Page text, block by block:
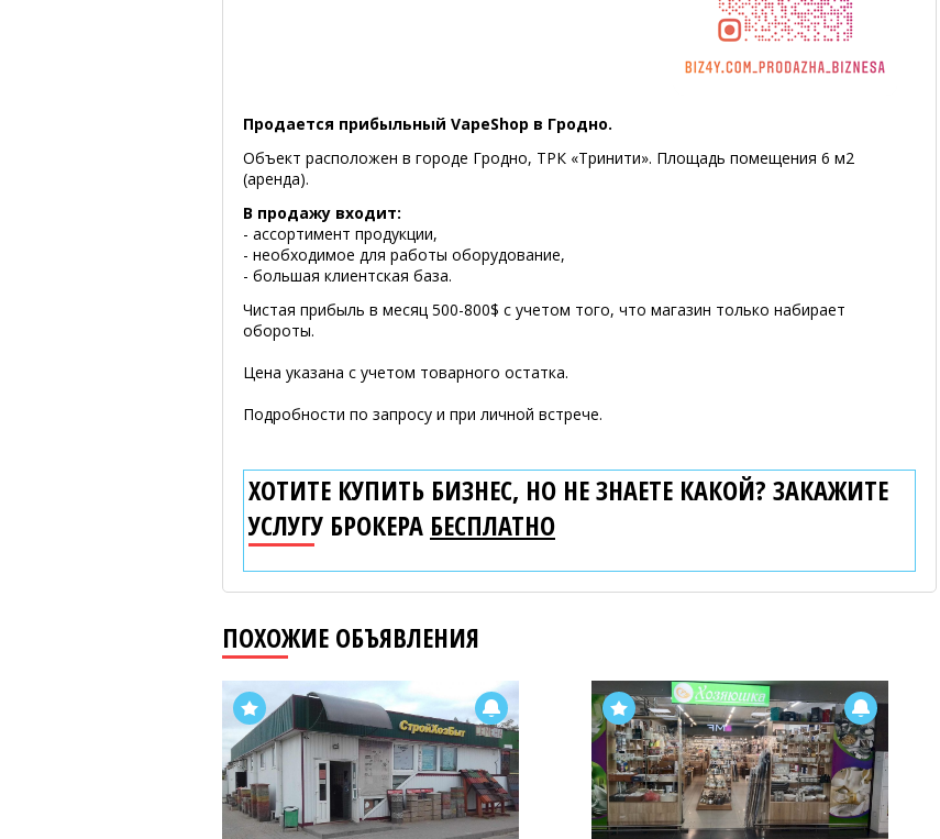
Продается прибыльный VapeShop в Гродно.
Объект расположен в городе Гродно, ТРК «Тринити». Площадь помещения 6 м2
(аренда).
В продажу входит:
- ассортимент продукции,
- необходимое для работы оборудование,
- большая клиентская база.
Чистая прибыль в месяц 500-800$ с учетом того, что магазин только набирает
обороты.
Цена указана с учетом товарного остатка.
Подробности по запросу и при личной встрече.
ХОТИТЕ КУПИТЬ БИЗНЕС, НО НЕ ЗНАЕТЕ КАКОЙ? ЗАКАЖИТЕ
УСЛУГУ БРОКЕРА БЕСПЛАТНО
ПОХОЖИЕ ОБЪЯВЛЕНИЯ